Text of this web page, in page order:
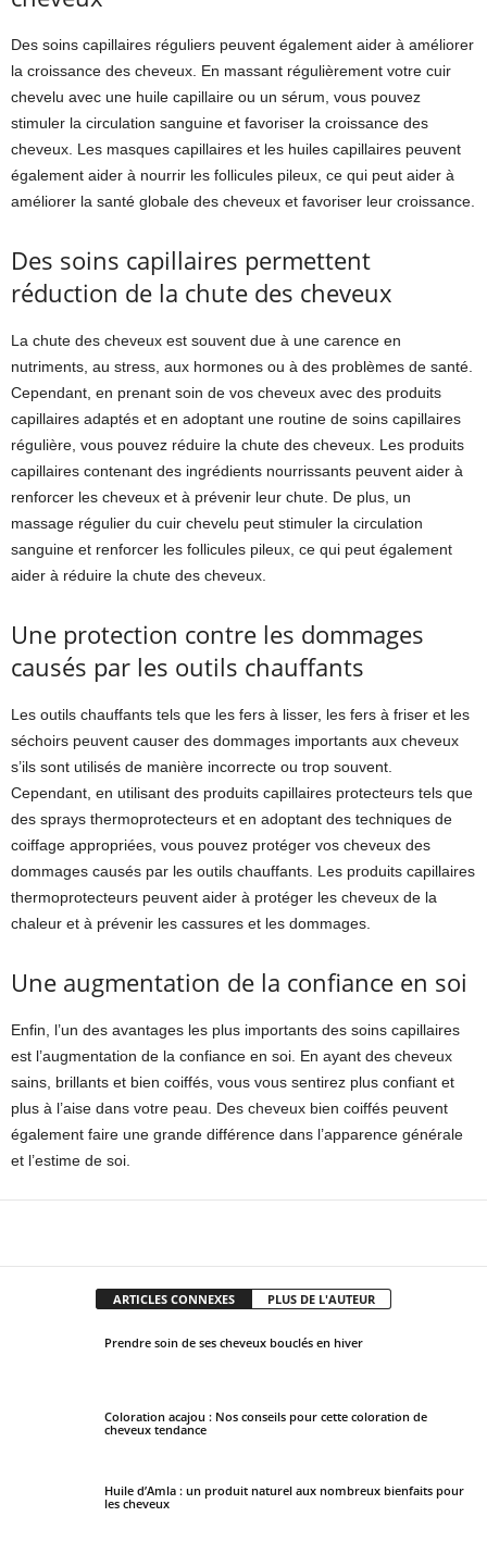
Des soins capillaires réguliers peuvent également aider à améliorer
la croissance des cheveux. En massant régulièrement votre cuir
chevelu avec une huile capillaire ou un sérum, vous pouvez
stimuler la circulation sanguine et favoriser la croissance des
cheveux. Les masques capillaires et les huiles capillaires peuvent
également aider à nourrir les follicules pileux, ce qui peut aider à
améliorer la santé globale des cheveux et favoriser leur croissance.
Des soins capillaires permettent
réduction de la chute des cheveux
La chute des cheveux est souvent due à une carence en
nutriments, au stress, aux hormones ou à des problèmes de santé.
Cependant, en prenant soin de vos cheveux avec des produits
capillaires adaptés et en adoptant une routine de soins capillaires
régulière, vous pouvez réduire la chute des cheveux. Les produits
capillaires contenant des ingrédients nourrissants peuvent aider à
renforcer les cheveux et à prévenir leur chute. De plus, un
massage régulier du cuir chevelu peut stimuler la circulation
sanguine et renforcer les follicules pileux, ce qui peut également
aider à réduire la chute des cheveux.
Une protection contre les dommages
causés par les outils chauffants
Les outils chauffants tels que les fers à lisser, les fers à friser et les
séchoirs peuvent causer des dommages importants aux cheveux
s’ils sont utilisés de manière incorrecte ou trop souvent.
Cependant, en utilisant des produits capillaires protecteurs tels que
des sprays thermoprotecteurs et en adoptant des techniques de
coiffage appropriées, vous pouvez protéger vos cheveux des
dommages causés par les outils chauffants. Les produits capillaires
thermoprotecteurs peuvent aider à protéger les cheveux de la
chaleur et à prévenir les cassures et les dommages.
Une augmentation de la confiance en soi
Enfin, l’un des avantages les plus importants des soins capillaires
est l’augmentation de la confiance en soi. En ayant des cheveux
sains, brillants et bien coiffés, vous vous sentirez plus confiant et
plus à l’aise dans votre peau. Des cheveux bien coiffés peuvent
également faire une grande différence dans l’apparence générale
et l’estime de soi.
ARTICLES CONNEXES PLUS DE L'AUTEUR
Prendre soin de ses cheveux bouclés en hiver
Coloration acajou : Nos conseils pour cette coloration de
cheveux tendance
Huile d’Amla : un produit naturel aux nombreux bienfaits pour
les cheveux